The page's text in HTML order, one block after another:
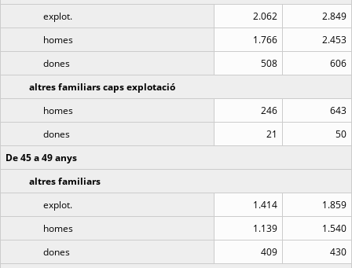
explot.
2.062
2.849
homes
1.766
2.453
dones
508
606
altres familiars caps explotació
homes
246
643
dones
21
50
De 45 a 49 anys
altres familiars
explot.
1.414
1.859
homes
1.139
1.540
dones
409
430